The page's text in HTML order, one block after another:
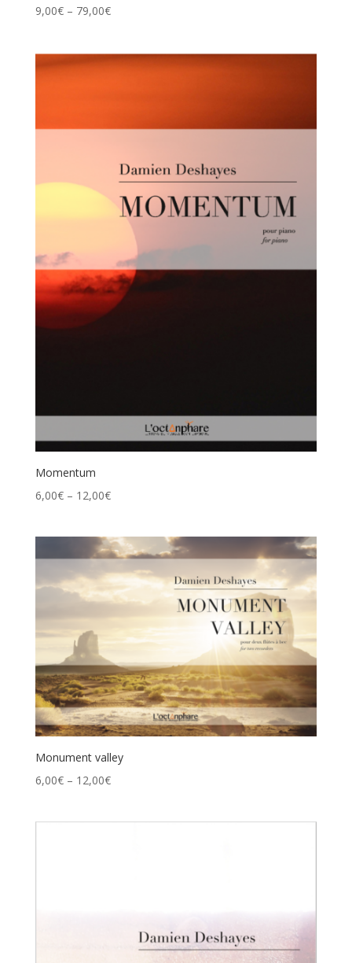
9,00€– 79,00€
Momentum
6,00€– 12,00€
Monument valley
6,00€– 12,00€